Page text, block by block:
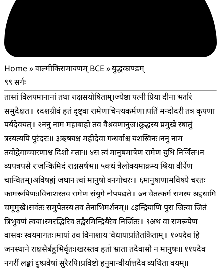
Home»वाल्मीकिरामायणम् BCE»युद्धकाण्डम्
९९ सर्गः
तासां विलपमानानां तथा राक्षसयोषिताम्।ज्येष्ठा पत्नी प्रिया दीना भर्तारं
समुदैक्षत॥ १दशग्रीवं हतं दृष्ट्वा रामेणाचिन्त्यकर्मणा।पतिं मन्दोदरी तत्र कृपणा
पर्यदेवयत्॥ २ननु नाम महाबाहो तव वैश्रवणानुज।क्रुद्धस्य प्रमुखे स्थातुं
त्रस्यत्यपि पुरंदरः॥ ३ऋषयश्च महीदेवा गन्धर्वाश्च यशस्विनः।ननु नाम
तवोद्वेगाच्चारणाश्च दिशो गताः॥ ४स त्वं मानुषमात्रेण रामेण युधि निर्जितः।न
व्यपत्रपसे राजन्किमिदं राक्षसर्षभ॥ ५कथं त्रैलोक्यमाक्रम्य श्रिया वीर्येण
चान्वितम्।अविषह्यं जघान त्वां मानुषो वनगोचरः॥ ६मानुषाणामविषये चरतः
कामरूपिणः।विनाशस्तव रामेण संयुगे नोपपद्यते॥ ७न चैतत्कर्म रामस्य श्रद्दधामि
चमूमुखे।सर्वतः समुपेतस्य तव तेनाभिमर्शनम्॥ ८इन्द्रियाणि पुरा जित्वा जितं
त्रिभुवणं त्वया।स्मरद्भिरिव तद्वैरमिन्द्रियैरेव निर्जितः॥ ९अथ वा रामरूपेण
वासवः स्वयमागतः।मायां तव विनाशाय विधायाप्रतितर्किताम्॥ १०यदैव हि
जनस्थाने राक्षसैर्बहुभिर्वृतः।खरस्तव हतो भ्राता तदैवासौ न मानुषः॥ ११यदैव
नगरीं लङ्कां दुष्प्रवेषां सुरैरपि।प्रविष्टो हनुमान्वीर्यात्तदैव व्यथिता वयम्॥